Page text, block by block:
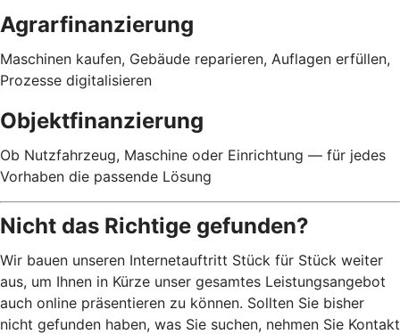
Agrarfinanzierung
Maschinen kaufen, Gebäude reparieren, Auflagen erfüllen,
Prozesse digitalisieren
Objektfinanzierung
Ob Nutzfahrzeug, Maschine oder Einrichtung — für jedes
Vorhaben die passende Lösung
Nicht das Richtige gefunden?
Wir bauen unseren Internetauftritt Stück für Stück weiter
aus, um Ihnen in Kürze unser gesamtes Leistungsangebot
auch online präsentieren zu können. Sollten Sie bisher
nicht gefunden haben, was Sie suchen, nehmen Sie Kontakt